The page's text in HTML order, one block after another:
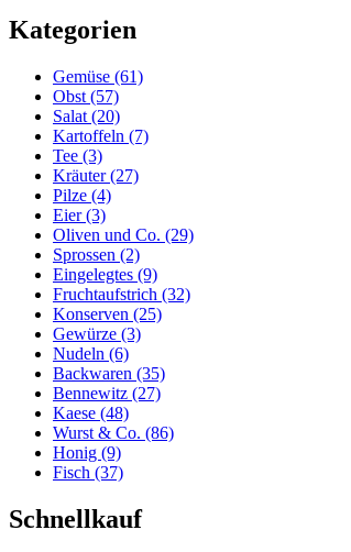
Kategorien
Gemüse (61)
Obst (57)
Salat (20)
Kartoffeln (7)
Tee (3)
Kräuter (27)
Pilze (4)
Eier (3)
Oliven und Co. (29)
Sprossen (2)
Eingelegtes (9)
Fruchtaufstrich (32)
Konserven (25)
Gewürze (3)
Nudeln (6)
Backwaren (35)
Bennewitz (27)
Kaese (48)
Wurst & Co. (86)
Honig (9)
Fisch (37)
Schnellkauf